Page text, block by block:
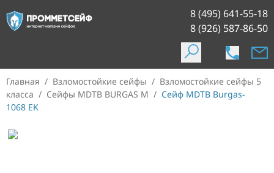
8 (495) 641-55-18
8 (926) 587-86-50
Главная / Взломостойкие сейфы / Взломостойкие сейфы 5
класса / Сейфы MDTB BURGAS M / Сейф MDTB Burgas-
1068 EK